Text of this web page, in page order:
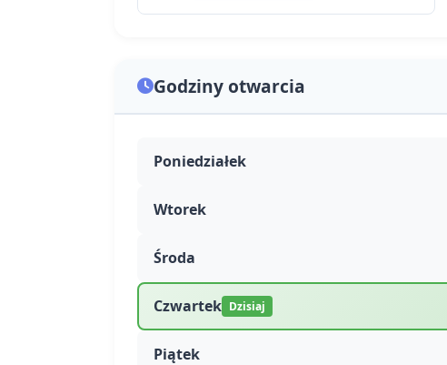
Godziny otwarcia
Poniedziałek
Wtorek
Środa
Czwartek Dzisiaj
Piątek